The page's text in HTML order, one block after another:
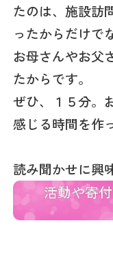
たのは、施設訪
ったからだけで
お母さんやお父
たからです。
ぜひ、１５分。
感じる時間を作
読み聞かせに興
活動や寄